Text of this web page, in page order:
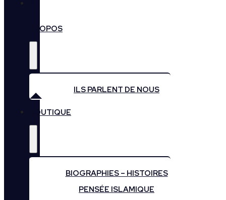
PROPOS
ILS PARLENT DE NOUS
BOUTIQUE
BIOGRAPHIES – HISTOIRES
PENSÉE ISLAMIQUE